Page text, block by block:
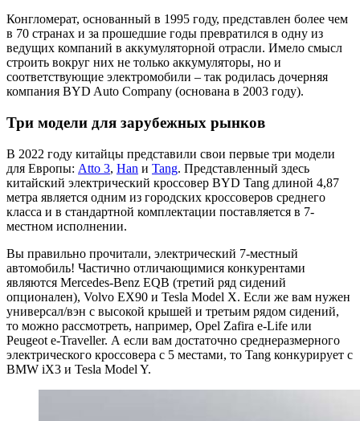
Конгломерат, основанный в 1995 году, представлен более чем
в 70 странах и за прошедшие годы превратился в одну из
ведущих компаний в аккумуляторной отрасли. Имело смысл
строить вокруг них не только аккумуляторы, но и
соответствующие электромобили – так родилась дочерняя
компания BYD Auto Company (основана в 2003 году).
Три модели для зарубежных рынков
В 2022 году китайцы представили свои первые три модели
для Европы: Atto 3, Han и Tang. Представленный здесь
китайский электрический кроссовер BYD Tang длиной 4,87
метра является одним из городских кроссоверов среднего
класса и в стандартной комплектации поставляется в 7-
местном исполнении.
Вы правильно прочитали, электрический 7-местный
автомобиль! Частично отличающимися конкурентами
являются Mercedes-Benz EQB (третий ряд сидений
опционален), Volvo EX90 и Tesla Model X. Если же вам нужен
универсал/вэн с высокой крышей и третьим рядом сидений,
то можно рассмотреть, например, Opel Zafira e-Life или
Peugeot e-Traveller. А если вам достаточно среднеразмерного
электрического кроссовера с 5 местами, то Tang конкурирует с
BMW iX3 и Tesla Model Y.